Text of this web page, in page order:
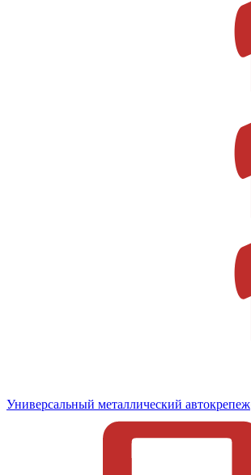
Универсальный металлический автокрепеж